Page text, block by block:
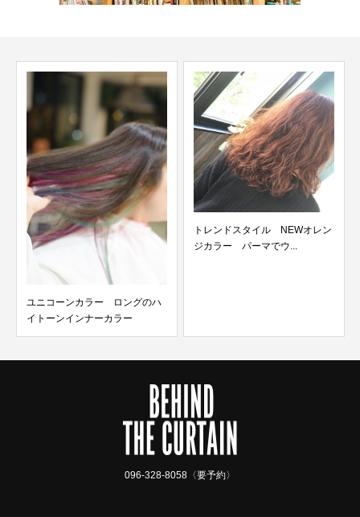
トレンドスタイル NEWオレン
ジカラー パーマでウ...
白髪ぼかし×明るい白髪染め×ボ
ブ
096-328-8058〈要予約〉